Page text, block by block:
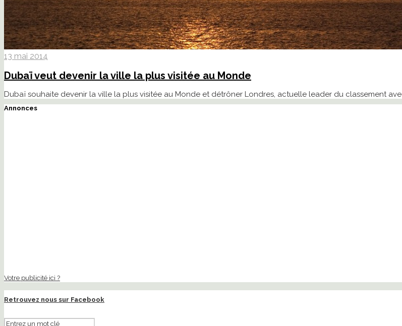
13 mai 2014
Dubaï veut devenir la ville la plus visitée au Monde
Dubaï souhaite devenir la ville la plus visitée au Monde et détrôner Londres, actuelle leader du classement
Annonces
Votre publicité ici ?
Retrouvez nous sur Facebook